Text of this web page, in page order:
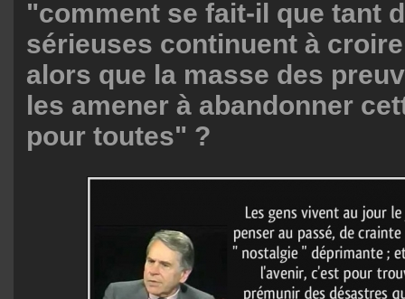
"comment se fait-il que tant
sérieuses continuent à
alors que la masse des
les amener à abandonner
pour toutes" ?